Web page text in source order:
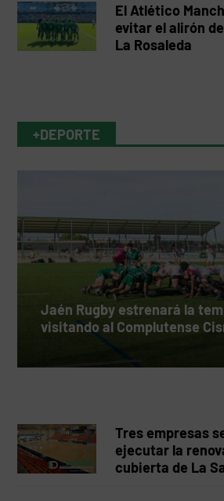
El Atlético
evitar el alirón
La Rosaleda
+DEPORTE
Jaén Rugby estrenará la
visitando al Complutense
Tres empresas
ejecutar la
cubierta de La